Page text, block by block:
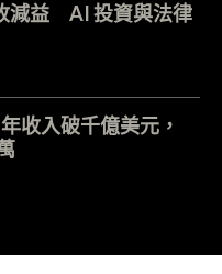
減益 AI 投資與法律
收入破千億美元，